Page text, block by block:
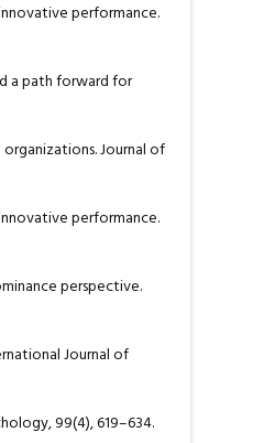
performance.
a path forward for
organizations. Journal of
performance.
perspective.
Journal of
99(4), 619–634.